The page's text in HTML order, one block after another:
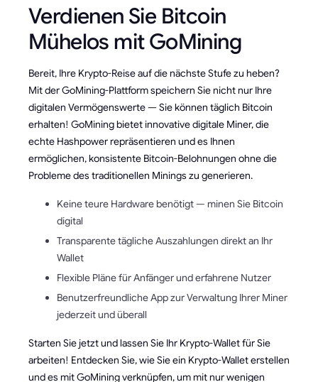
Verdienen Sie Bitcoin
Mühelos mit GoMining
Bereit, Ihre Krypto-Reise auf die nächste Stufe zu heben?
Mit der GoMining-Plattform speichern Sie nicht nur Ihre
digitalen Vermögenswerte — Sie können täglich Bitcoin
erhalten! GoMining bietet innovative digitale Miner, die
echte Hashpower repräsentieren und es Ihnen
ermöglichen, konsistente Bitcoin-Belohnungen ohne die
Probleme des traditionellen Minings zu generieren.
Keine teure Hardware benötigt — minen Sie Bitcoin
digital
Transparente tägliche Auszahlungen direkt an Ihr
Wallet
Flexible Pläne für Anfänger und erfahrene Nutzer
Benutzerfreundliche App zur Verwaltung Ihrer Miner
jederzeit und überall
Starten Sie jetzt und lassen Sie Ihr Krypto-Wallet für Sie
arbeiten! Entdecken Sie, wie Sie ein Krypto-Wallet erstellen
und es mit GoMining verknüpfen, um mit nur wenigen